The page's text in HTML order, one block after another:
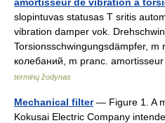
slopintuvas statusas T sritis
vibration damper vok.
Torsionsschwingungsdämpfer, m
колебаний, m pranc.
terminų žodynas
Mechanical filter— Figure 1. A
Kokusai Electric Company